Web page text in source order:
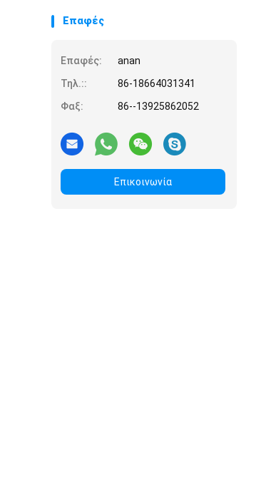
Επαφές
Επαφές:
anan
Τηλ.::
86-18664031341
Φαξ:
86--13925862052
Επικοινωνία